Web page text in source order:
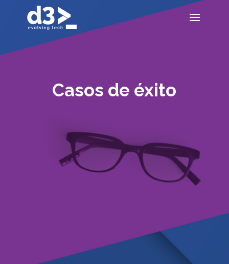
Casos de éxito